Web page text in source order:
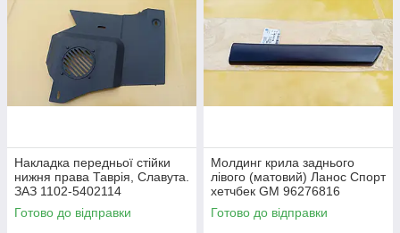
Накладка передньої стійки
нижня права Таврія, Славута.
ЗАЗ 1102-5402114
Готово до відправки
Молдинг крила заднього
лівого (матовий) Ланос Спорт
хетчбек GM 96276816
Готово до відправки